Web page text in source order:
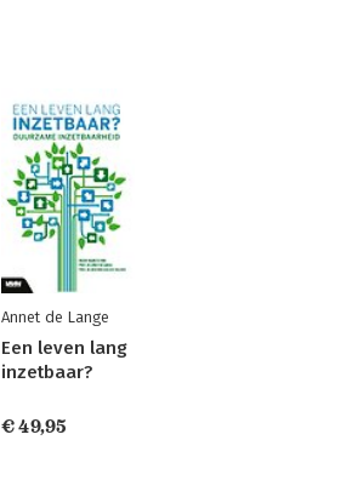
Annet de Lange
Een leven lang
inzetbaar?
€ 49,95